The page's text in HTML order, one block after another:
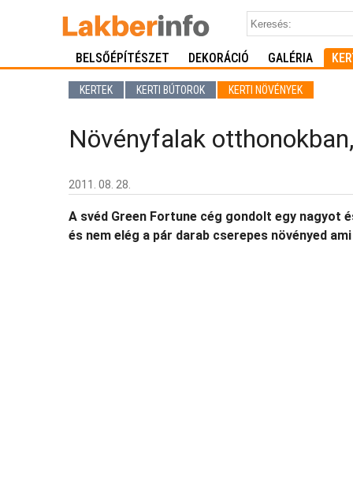
BELSŐÉPÍTÉSZET DEKORÁCIÓ GALÉRIA
KERTEK KERTI BÚTOROK KERTI NÖVÉNYEK
Növényfalak
2011. 08. 28.
A svéd Green Fortune cég gondolt egy nagyot
és nem elég a pár darab cserepes növényed